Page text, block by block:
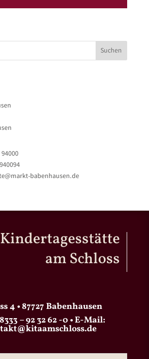
Suchen
babenhausen.de
Kindertagesstätte
am Schloss
4 • 87727 Babenhausen
– 92 32 62 -0• E-Mail: